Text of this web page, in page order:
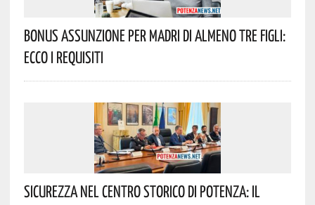
Bonus Assunzione Per Madri Di Almeno Tre Figli:
Ecco I Requisiti
Sicurezza Nel Centro Storico Di Potenza: Il